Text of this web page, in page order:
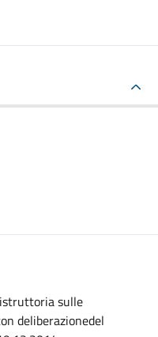
sulle
deliberazionedel